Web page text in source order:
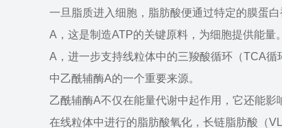
一旦脂质进入细胞，脂肪酸便通过特定的膜蛋
A，这是制造ATP的关键原料，为细胞提供能
A，进一步支持线粒体中的三羧酸循环（TCA
中乙酰辅酶A的一个重要来源。
乙酰辅酶A不仅在能量代谢中起作用，它还能
在线粒体中进行的脂肪酸氧化，长链脂肪酸（